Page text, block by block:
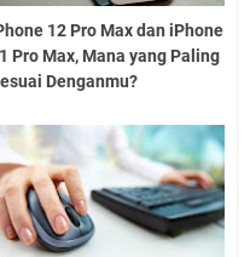
12 Pro Max dan iPhone
Pro Max, Mana yang Paling
Denganmu?